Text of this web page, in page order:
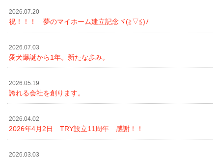
2026.07.20
祝！！！ 夢のマイホーム建立記念ヾ(≧▽≦)ﾉ
2026.07.03
愛犬爆誕から1年。新たな歩み。
2026.05.19
誇れる会社を創ります。
2026.04.02
2026年4月2日 TRY設立11周年 感謝！！
2026.03.03